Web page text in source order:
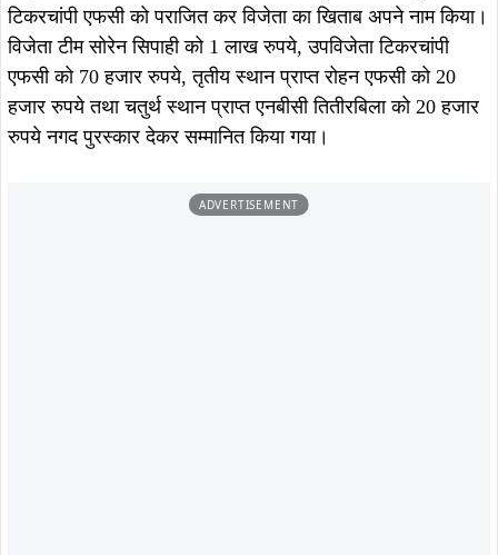
टिकरचांपी एफसी को पराजित कर विजेता का खिताब अपने नाम किया।
विजेता टीम सोरेन सिपाही को 1 लाख रुपये, उपविजेता टिकरचांपी
एफसी को 70 हजार रुपये, तृतीय स्थान प्राप्त रोहन एफसी को 20
हजार रुपये तथा चतुर्थ स्थान प्राप्त एनबीसी तितीरबिला को 20 हजार
रुपये नगद पुरस्कार देकर सम्मानित किया गया।
ADVERTISEMENT